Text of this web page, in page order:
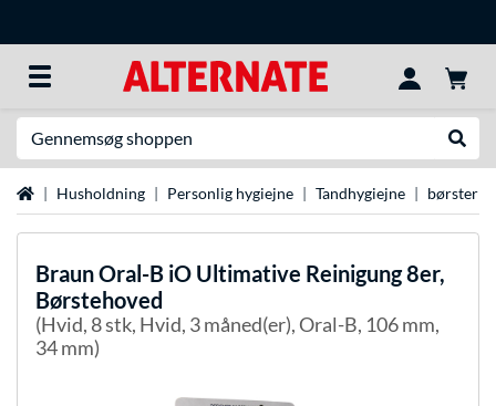
StartsideHusholdning Personlig hygiejne Tandhygiejne børster
BraunOral-B iO Ultimative Reinigung 8er,
Børstehoved
(Hvid, 8 stk, Hvid, 3 måned(er), Oral-B, 106 mm,
34 mm)